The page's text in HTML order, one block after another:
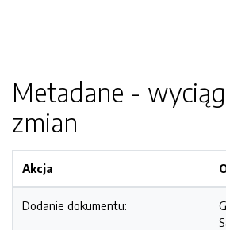
Metadane -
zmian
Akcja
Dodanie dokumentu: